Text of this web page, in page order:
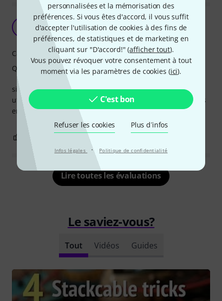
personnalisées et la mémorisation des
préférences. Si vous êtes d'accord, il vous suffit
d'accepter l'utilisation de cookies à des fins de
préférences, de statistiques et de marketing en
cliquant sur "D'accord!" (afficher tout).
Vous pouvez révoquer votre consentement à tout
moment via les paramètres de cookies (ici).
C'est bon
Refuser les cookies Plus d´infos
Infos légales · Politique de confidentialité
solide et utile
f(x) 02.06.2021
simplement parfait, malgré un prix douloureux.
utilisé pour le koma field fx kit ; en fait un peu court. Je vais
en reprendre la taille au dessus.
Caractéristiques
Qualité de fabrication
SIGNALER L'ÉVALUATION
Lire toutes les évaluations
Le saviez-vous?
Tout Vidéos Guides